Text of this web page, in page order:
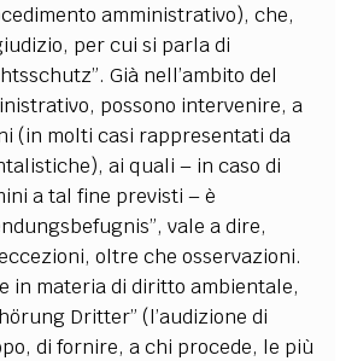
amministrativo), che,
per cui si parla di
Già nell’ambito del
possono intervenire, a
(in molti casi rappresentati da
ai quali – in caso di
a tal fine previsti – è
vale a dire,
oltre che osservazioni.
in materia di diritto ambientale,
Dritter” (l’audizione di
di fornire, a chi procede, le più